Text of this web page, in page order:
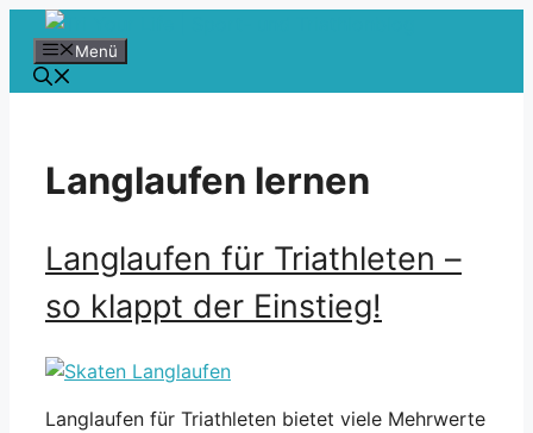
Zum
Inhalt
springen
Menü
Langlaufen lernen
Langlaufen für Triathleten –
so klappt der Einstieg!
Langlaufen für Triathleten bietet viele Mehrwerte